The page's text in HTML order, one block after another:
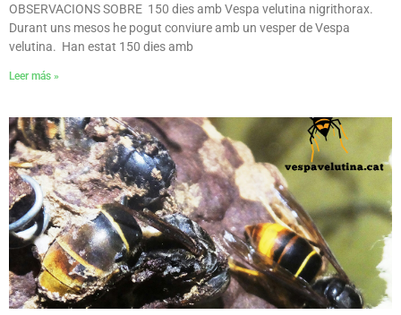
OBSERVACIONS SOBRE 150 dies amb Vespa velutina nigrithorax.
Durant uns mesos he pogut conviure amb un vesper de Vespa
velutina. Han estat 150 dies amb
Leer más »